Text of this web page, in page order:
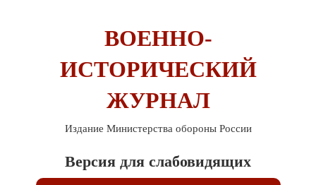
ВОЕННО-
ИСТОРИЧЕСКИЙ
ЖУРНАЛ
Издание Министерства обороны России
Версия для слабовидящих